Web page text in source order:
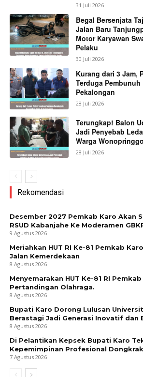
31 Juli 2026
Begal Bersenjata
Jalan Baru
Motor Karyawan
Pelaku
30 Juli 2026
Kurang dari 3 Jam,
Terduga
Pekalongan
28 Juli 2026
Terungkap! Balon
Jadi Penyebab
Warga Wonopringgo
28 Juli 2026
Rekomendasi
Desember 2027 Pemkab Karo Akan
RSUD Kabanjahe Ke Moderamen
9 Agustus 2026
Meriahkan HUT RI Ke-81 Pemkab
Jalan Kemerdekaan
8 Agustus 2026
Menyemarakan HUT Ke-81 RI
Pertandingan Olahraga.
8 Agustus 2026
Bupati Karo Dorong Lulusan
Berastagi Jadi Generasi Inovatif dan
8 Agustus 2026
Di Pelantikan Kepsek Bupati Karo
Kepemimpinan Profesional
7 Agustus 2026